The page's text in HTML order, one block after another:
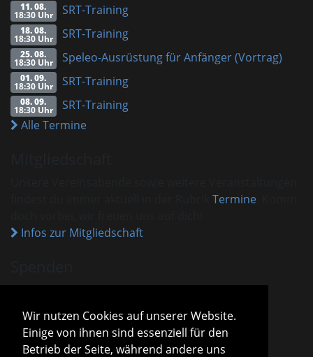
Wir nutzen Cookies auf unserer Website.
Einige von ihnen sind essenziell für den
Betrieb der Seite, während andere uns
11. 08.
18:30 Uhr SRT-Training
18. 08.
18:30 Uhr SRT-Training
25. 08.
18:30 Uhr Speleo-Ausrüstung für Anfänger (Vortrag)
01. 09.
18:30 Uhr SRT-Training
08. 09.
18:30 Uhr
SRT-Training
Alle Termine
Termine
Infos zur Mitgliedschaft
VHM ist als gemeinnützig anerkannt.
Spenden und Beiträge sind mit dem aktuellen
Freistellungsbescheid steuerlich absetzbar.
Sparda-Bank München
IBAN
DE13 7009 0500 0001 2800 15